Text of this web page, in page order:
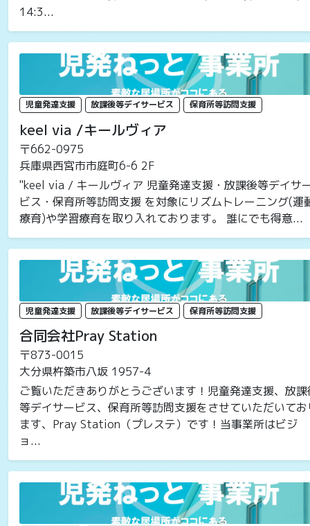
14:3...
児童発達支援 放課後等デイサービス 保育所等訪問支援
keel via /キールヴィア
〒662-0975
兵庫県西宮市市庭町6-6 2F
"keel via / キールヴィア 児童発達支援・放課後等デイサ
ビス・保育所等訪問支援 を対象にリズムトレーニング(運
療育)や学習療育を取り入れております。 誰にでも得意...
児童発達支援 放課後等デイサービス 保育所等訪問支援
合同会社Pray Station
〒873-0015
大分県杵築市八坂 1957-4
ご覧いただきありがとうございます！児童発達支援、放課
等デイサービス、保育所等訪問支援をさせていただいてお
ます、Pray Station（プレステ）です！当事業所はビジ
ョ...